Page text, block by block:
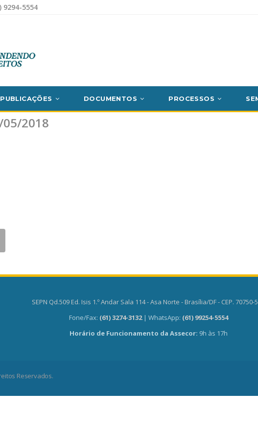
9294-5554
PUBLICAÇÕES DOCUMENTOS PROCESSOS
05/2018
SEPN Qd.509 Ed. Isis 1.º Andar Sala 114 - Asa Norte - Brasília/DF - CEP. 70750-
Fone/Fax: (61) 3274-3132 | WhatsApp: (61) 99254-5554
Horário de Funcionamento da Assecor: 9h às 17h
Reservados.